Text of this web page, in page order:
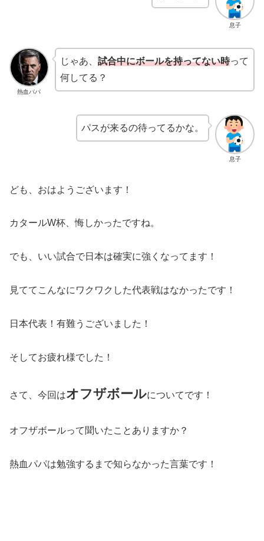
息子
熱血パパ
じゃあ、 試合中にボールを持ってない時って
何してる？
息子
パスが来るの待ってるかな。
ども、おはようございます！
カタールW杯、悔しかったですね。
でも、いい試合で日本は確実に強くなってます！
見ててこんなにワクワクした代表戦はなかったです！
日本代表！有難うございました！
そしてお疲れ様でした！
さて、今回はオフザボールについてです！
オフザボールって聞いたことありますか？
熱血パパは勉強するまで知らなかった言葉です！